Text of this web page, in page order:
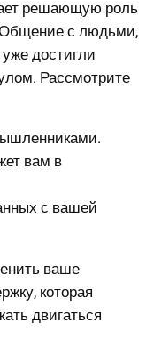
решающую роль
с людьми,
достигли
Рассмотрите
вам в
с вашей
ваше
которая
двигаться